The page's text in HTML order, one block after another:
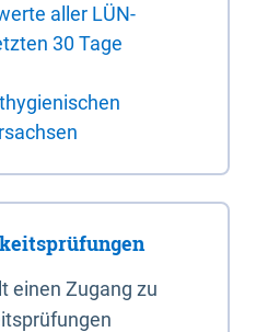
aller LÜN-
30 Tage
einen Zugang zu